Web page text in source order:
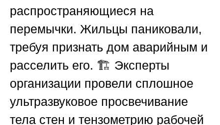
распространяющиеся на
перемычки. Жильцы паниковали,
требуя признать дом аварийным и
расселить его. 🏗️ Эксперты
организации провели сплошное
ультразвуковое просвечивание
тела стен и тензометрию рабочей